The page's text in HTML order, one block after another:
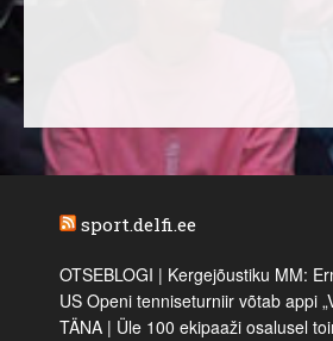
sport.delfi.ee
OTSEBLOGI | Kergejõustiku MM:
US Openi tenniseturniir võtab appi
TÄNA | Üle 100 ekipaaži osalusel